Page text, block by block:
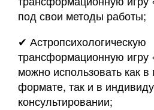
под свои методы работы;
✔ Астропсихологическую
трансформационную игру
можно использовать как в
формате, так и в
консультировании;